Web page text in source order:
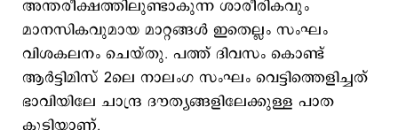
അന്തരീക്ഷത്തിലുണ്ടാകുന്ന ശാരീരികവും
മാനസികവുമായ മാറ്റങ്ങള്‍ ഇതെല്ലം സംഘം
വിശകലനം ചെയ്തു. പത്ത് ദിവസം കൊണ്ട്
ആര്‍ട്ടിമിസ് 2ലെ നാലംഗ സംഘം വെട്ടിത്തെളിച്ചത്
ഭാവിയിലേ ചാന്ദ്ര ദൗത്യങ്ങളിലേക്കുള്ള പാത
കൂടിയാണ്.